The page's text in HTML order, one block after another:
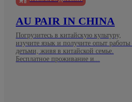
AU PAIR IN CHINA
Погрузитесь в китайскую культуру,
изучите язык и получите опыт работы
детьми, живя в китайской семье.
Бесплатное проживание и...